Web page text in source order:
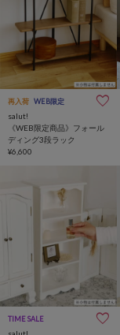
再入荷 WEB限定
salut!
《WEB限定商品》フォール
ディング3段ラック
¥6,600
TIME SALE